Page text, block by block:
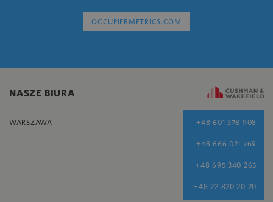
OCCUPIERMETRICS.COM
NASZE BIURA
WARSZAWA +48 601 378 908
+48 666 021 769
+48 695 340 265
+48 22 820 20 20